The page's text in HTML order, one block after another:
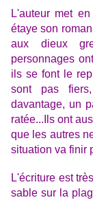
L'auteur met
étaye son roman
aux dieux
personnages
ils se font le
sont pas
davantage, un
ratée...Ils ont
que les autres
situation va finir
L'écriture est
sable sur la